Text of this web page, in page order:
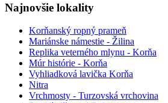
Najnovšie lokality
Korňanský ropný prameň
Mariánske námestie - Žilina
Replika veterného mlynu - Korňa
Múr histórie - Korňa
Vyhliadková lavička Korňa
Nitra
Vrchmosty - Turzovská vrchovina